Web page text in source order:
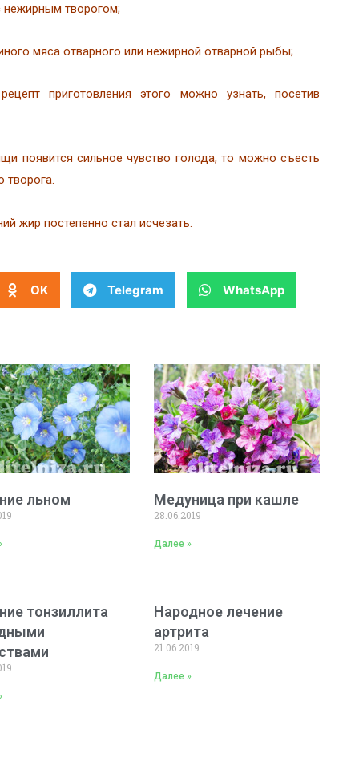
нежирным творогом;
мяса отварного или нежирной отварной рыбы;
приготовления этого можно узнать, посетив
появится сильное чувство голода, то можно съесть
творога.
жир постепенно стал исчезать.
OK Telegram WhatsApp
льном Медуница при кашле
28.06.2019
Далее »
тонзиллита
Народное лечение
артрита
21.06.2019
Далее »